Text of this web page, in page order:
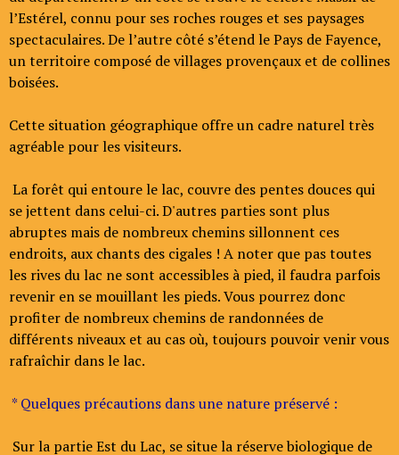
l’Estérel, connu pour ses roches rouges et ses paysages
spectaculaires. De l’autre côté s’étend le Pays de Fayence,
un territoire composé de villages provençaux et de collines
boisées.
Cette situation géographique offre un cadre naturel très
agréable pour les visiteurs.
La forêt qui entoure le lac, couvre des pentes douces qui
se jettent dans celui-ci. D'autres parties sont plus
abruptes mais de nombreux chemins sillonnent ces
endroits, aux chants des cigales ! A noter que pas toutes
les rives du lac ne sont accessibles à pied, il faudra parfois
revenir en se mouillant les pieds. Vous pourrez donc
profiter de nombreux chemins de randonnées de
différents niveaux et au cas où, toujours pouvoir venir vous
rafraîchir dans le lac.
* Quelques précautions dans une nature préservé :
Sur la partie Est du Lac, se situe la réserve biologique de